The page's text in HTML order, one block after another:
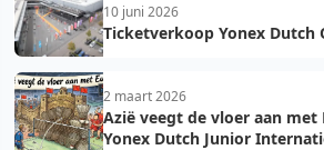
10 juni 2026
Ticketverkoop Yonex Dutch
2 maart 2026
Azië veegt de vloer aan met
Yonex Dutch Junior